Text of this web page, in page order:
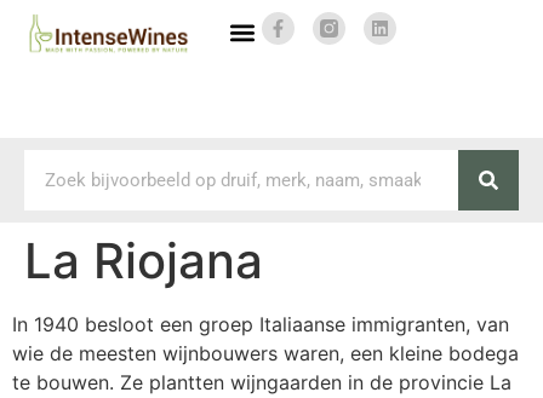
La Riojana
In 1940 besloot een groep Italiaanse immigranten, van
wie de meesten wijnbouwers waren, een kleine bodega
te bouwen. Ze plantten wijngaarden in de provincie La